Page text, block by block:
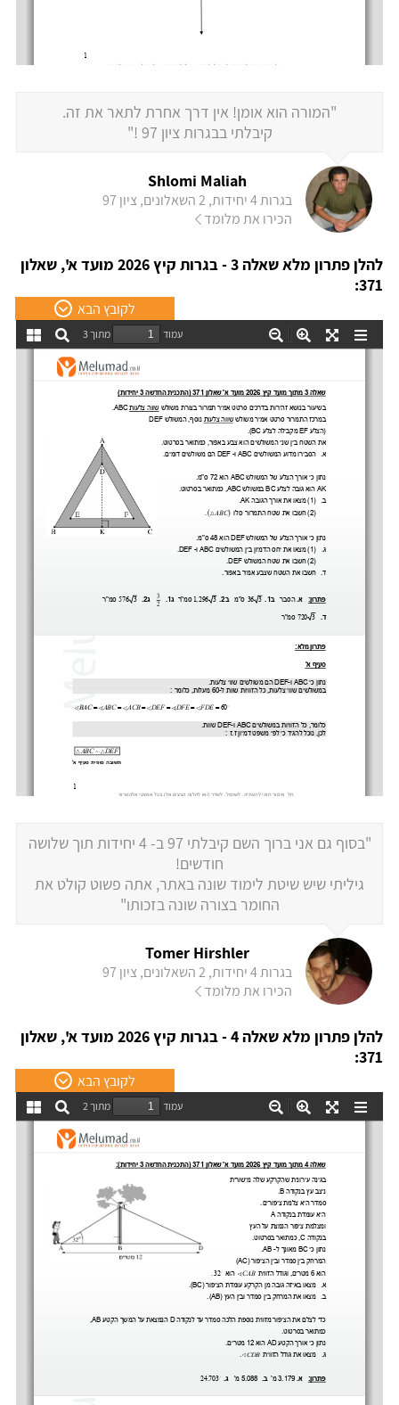
"המורה הוא אומן! אין דרך אחרת לתאר את זה.
קיבלתי בבגרות ציון 97 !"
Shlomi Maliah
בגרות 4 יחידות, 2 השאלונים, ציון 97
הכירו את מלומד
להלן פתרון מלא שאלה 3 - בגרות קיץ 2026 מועד א', שאלון
371:
לקובץ הבא
"בסוף גם אני ברוך השם קיבלתי 97 ב- 4 יחידות תוך שלושה
חודשים!
גיליתי שיש שיטת לימוד שונה באתר, אתה פשוט קולט את
החומר בצורה שונה בזכותו"
Tomer Hirshler
בגרות 4 יחידות, 2 השאלונים, ציון 97
הכירו את מלומד
להלן פתרון מלא שאלה 4 - בגרות קיץ 2026 מועד א', שאלון
371:
לקובץ הבא